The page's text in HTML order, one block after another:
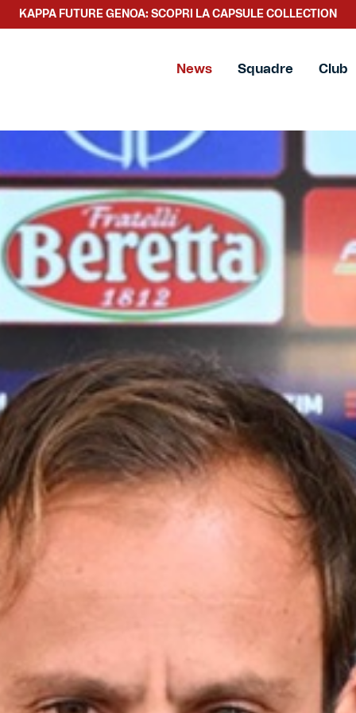
KAPPA FUTURE GENOA: SCOPRI LA CAPSULE COLLECTION
SCOPRI LA NUOVA COLLEZIONE TACCHETTEE
News Squadre Club